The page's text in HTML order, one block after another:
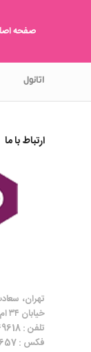
صفحه
اتانول
ارتباط با ما
تهران،
خیابان ۳۴ ام، پلاک ۷۶، واحد ۱۴
تلفن : 22149618 – 021
فکس : 22149657 – 021